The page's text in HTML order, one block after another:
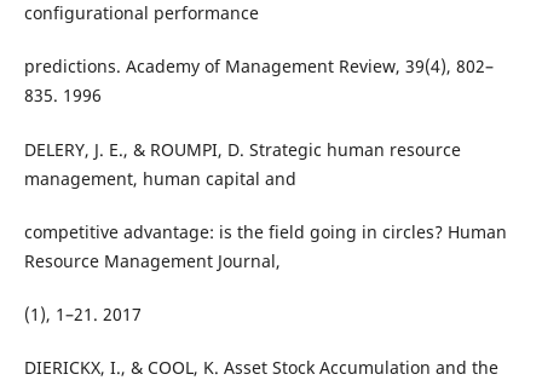
configurational performance
predictions. Academy of Management Review, 39(4), 802–
835. 1996
DELERY, J. E., & ROUMPI, D. Strategic human resource
management, human capital and
competitive advantage: is the field going in circles? Human
Resource Management Journal,
(1), 1–21. 2017
DIERICKX, I., & COOL, K. Asset Stock Accumulation and the